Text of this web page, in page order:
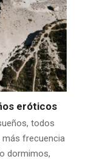
eróticos
todos
frecuencia
dormimos,